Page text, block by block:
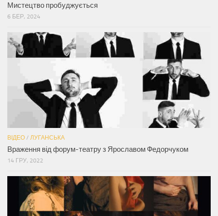
Мистецтво пробуджується
6 БЕР, 2024
ВІДЕО / ЛУГАНСЬКА
Враження від форум-театру з Ярославом Федорчуком
14 ГРУ, 2022